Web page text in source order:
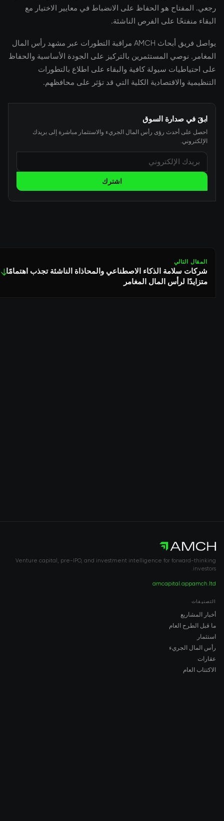
رجعي. المفتاح هو الحفاظ على الانضباط في معايير الاختيار مع
البقاء منفتحًا على الفرص الناشئة.
يواصل فريق أبحاث AMCH مراقبة التطورات عبر مشهد رأس المال
المغامر. نوصي المستثمرين بالتركيز على الجودة الأساسية والحفاظ
على احتياطيات سيولة كافية والبقاء على اطلاع بالتطورات
التنظيمية والاقتصادية الكلية التي قد تؤثر على محافظهم.
ابقَ في صدارة السوق
احصل على أحدث رؤى رأس المال الجريء والاستثمار مباشرة إلى بريدك
الإلكتروني.
اشترك
المقال التالي
شركات سلامة الذكاء الاصطناعي والمحاذاة الناشئة تجذب اهتمامًا
متزايدًا لرأس المال المغامر
↓
Venture capital, pre-IPO, and investment intelligence for forward-thinking
investors.
amch.ltd
amcapital.app
التصنيفات
أخبار المشاريع
ما قبل الطرح العام
استثمار
رأس المال الجريء
عقارات
الاكتتاب العام